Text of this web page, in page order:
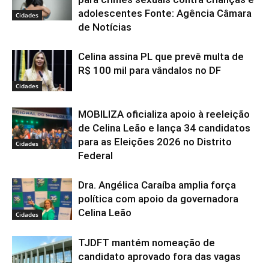
Cidades
adolescentes Fonte: Agência Câmara
de Notícias
Cidades
Celina assina PL que prevê multa de
R$ 100 mil para vândalos no DF
Cidades
MOBILIZA oficializa apoio à reeleição
de Celina Leão e lança 34 candidatos
para as Eleições 2026 no Distrito
Federal
Cidades
Dra. Angélica Caraíba amplia força
política com apoio da governadora
Celina Leão
TJDFT mantém nomeação de
candidato aprovado fora das vagas